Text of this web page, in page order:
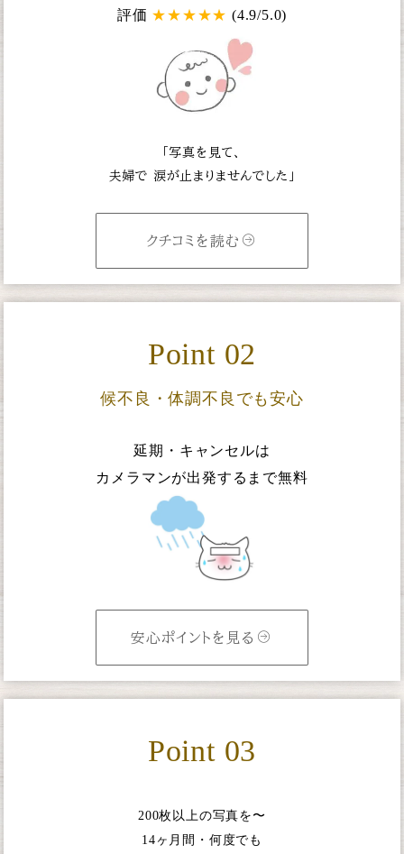
評価 ★★★★★(4.9/5.0)
「写真を見て、
夫婦で 涙が止まりませんでした」
クチコミを読む
Point 02
候不良・体調不良でも安心
延期・キャンセルは
カメラマンが出発するまで無料
安心ポイントを見る
Point 03
200枚以上の写真を〜
14ヶ月間・何度でも